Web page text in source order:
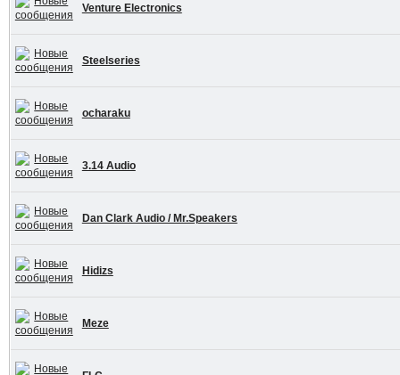
Venture Electronics
Steelseries
ocharaku
3.14 Audio
Dan Clark Audio / Mr.Speakers
Hidizs
Meze